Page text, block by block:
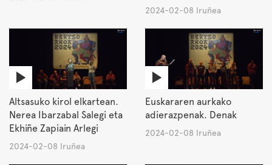
2024-02-08 Iruñea
Altsasuko kirol elkartean.
Nerea Ibarzabal Salegi eta
Ekhiñe Zapiain Arlegi
2024-02-08 Iruñea
Euskararen aurkako
adierazpenak. Denak
2024-02-08 Iruñea